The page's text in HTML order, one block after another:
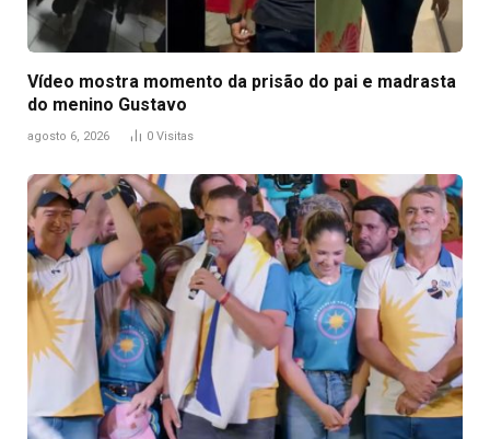
Vídeo mostra momento da prisão do pai e madrasta
do menino Gustavo
agosto 6, 2026 0 Visitas